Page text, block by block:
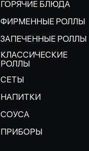
ГОРЯЧИЕ БЛЮДА
ФИРМЕННЫЕ РОЛЛЫ
ЗАПЕЧЕННЫЕ РОЛЛЫ
КЛАССИЧЕСКИЕ
РОЛЛЫ
СЕТЫ
НАПИТКИ
СОУСА
ПРИБОРЫ